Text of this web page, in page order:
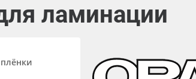
ламинации